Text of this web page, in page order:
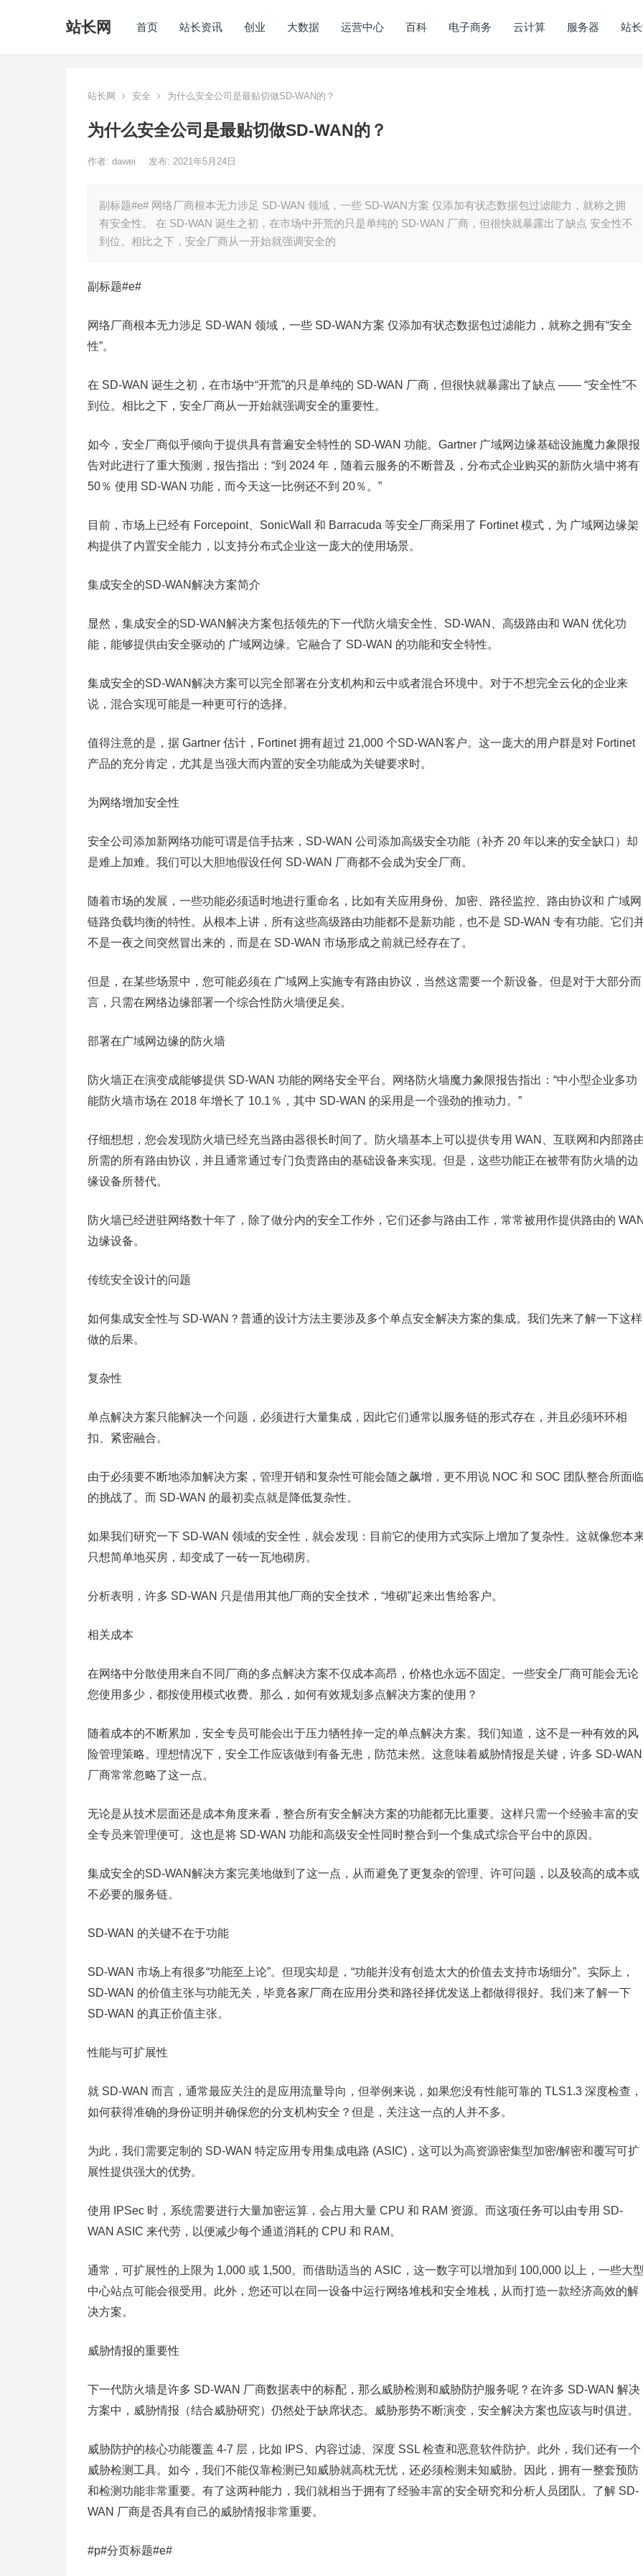
站长网 首页 站长资讯 创业 大数据 运营中心 百科 电子商务 云计算 服务器 站
站长网 安全 为什么安全公司是最贴切做SD-WAN的？
为什么安全公司是最贴切做SD-WAN的？
作者: dawei 发布: 2021年5月24日
副标题#e# 网络厂商根本无力涉足 SD-WAN 领域，一些 SD-WAN方案 仅添加有状态数据包过滤能力，就称之拥
有安全性。 在 SD-WAN 诞生之初，在市场中开荒的只是单纯的 SD-WAN 厂商，但很快就暴露出了缺点 安全性不
到位。相比之下，安全厂商从一开始就强调安全的
副标题#e#
网络厂商根本无力涉足 SD-WAN 领域，一些 SD-WAN方案 仅添加有状态数据包过滤能力，就称之拥有“安全
性”。
在 SD-WAN 诞生之初，在市场中“开荒”的只是单纯的 SD-WAN 厂商，但很快就暴露出了缺点 —— “安全性”不
到位。相比之下，安全厂商从一开始就强调安全的重要性。
如今，安全厂商似乎倾向于提供具有普遍安全特性的 SD-WAN 功能。Gartner 广域网边缘基础设施魔力象限报
告对此进行了重大预测，报告指出：“到 2024 年，随着云服务的不断普及，分布式企业购买的新防火墙中将有
50％ 使用 SD-WAN 功能，而今天这一比例还不到 20％。”
目前，市场上已经有 Forcepoint、SonicWall 和 Barracuda 等安全厂商采用了 Fortinet 模式，为 广域网边缘架
构提供了内置安全能力，以支持分布式企业这一庞大的使用场景。
集成安全的SD-WAN解决方案简介
显然，集成安全的SD-WAN解决方案包括领先的下一代防火墙安全性、SD-WAN、高级路由和 WAN 优化功
能，能够提供由安全驱动的 广域网边缘。它融合了 SD-WAN 的功能和安全特性。
集成安全的SD-WAN解决方案可以完全部署在分支机构和云中或者混合环境中。对于不想完全云化的企业来
说，混合实现可能是一种更可行的选择。
值得注意的是，据 Gartner 估计，Fortinet 拥有超过 21,000 个SD-WAN客户。这一庞大的用户群是对 Fortinet
产品的充分肯定，尤其是当强大而内置的安全功能成为关键要求时。
为网络增加安全性
安全公司添加新网络功能可谓是信手拈来，SD-WAN 公司添加高级安全功能（补齐 20 年以来的安全缺口）却
是难上加难。我们可以大胆地假设任何 SD-WAN 厂商都不会成为安全厂商。
随着市场的发展，一些功能必须适时地进行重命名，比如有关应用身份、加密、路径监控、路由协议和 广域网
链路负载均衡的特性。从根本上讲，所有这些高级路由功能都不是新功能，也不是 SD-WAN 专有功能。它们
不是一夜之间突然冒出来的，而是在 SD-WAN 市场形成之前就已经存在了。
但是，在某些场景中，您可能必须在 广域网上实施专有路由协议，当然这需要一个新设备。但是对于大部分而
言，只需在网络边缘部署一个综合性防火墙便足矣。
部署在广域网边缘的防火墙
防火墙正在演变成能够提供 SD-WAN 功能的网络安全平台。网络防火墙魔力象限报告指出：“中小型企业多功
能防火墙市场在 2018 年增长了 10.1％，其中 SD-WAN 的采用是一个强劲的推动力。”
仔细想想，您会发现防火墙已经充当路由器很长时间了。防火墙基本上可以提供专用 WAN、互联网和内部路
所需的所有路由协议，并且通常通过专门负责路由的基础设备来实现。但是，这些功能正在被带有防火墙的边
缘设备所替代。
防火墙已经进驻网络数十年了，除了做分内的安全工作外，它们还参与路由工作，常常被用作提供路由的
边缘设备。
传统安全设计的问题
如何集成安全性与 SD-WAN？普通的设计方法主要涉及多个单点安全解决方案的集成。我们先来了解一下这样
做的后果。
复杂性
单点解决方案只能解决一个问题，必须进行大量集成，因此它们通常以服务链的形式存在，并且必须环环相
扣、紧密融合。
由于必须要不断地添加解决方案，管理开销和复杂性可能会随之飙增，更不用说 NOC 和 SOC 团队整合所面临
的挑战了。而 SD-WAN 的最初卖点就是降低复杂性。
如果我们研究一下 SD-WAN 领域的安全性，就会发现：目前它的使用方式实际上增加了复杂性。这就像您本
只想简单地买房，却变成了一砖一瓦地砌房。
分析表明，许多 SD-WAN 只是借用其他厂商的安全技术，“堆砌”起来出售给客户。
相关成本
在网络中分散使用来自不同厂商的多点解决方案不仅成本高昂，价格也永远不固定。一些安全厂商可能会无论
您使用多少，都按使用模式收费。那么，如何有效规划多点解决方案的使用？
随着成本的不断累加，安全专员可能会出于压力牺牲掉一定的单点解决方案。我们知道，这不是一种有效的风
险管理策略。理想情况下，安全工作应该做到有备无患，防范未然。这意味着威胁情报是关键，许多 SD-WAN
厂商常常忽略了这一点。
无论是从技术层面还是成本角度来看，整合所有安全解决方案的功能都无比重要。这样只需一个经验丰富的安
全专员来管理便可。这也是将 SD-WAN 功能和高级安全性同时整合到一个集成式综合平台中的原因。
集成安全的SD-WAN解决方案完美地做到了这一点，从而避免了更复杂的管理、许可问题，以及较高的成本或
不必要的服务链。
SD-WAN 的关键不在于功能
SD-WAN 市场上有很多“功能至上论”。但现实却是，“功能并没有创造太大的价值去支持市场细分”。实际上，
SD-WAN 的价值主张与功能无关，毕竟各家厂商在应用分类和路径择优发送上都做得很好。我们来了解一下
SD-WAN 的真正价值主张。
性能与可扩展性
就 SD-WAN 而言，通常最应关注的是应用流量导向，但举例来说，如果您没有性能可靠的 TLS1.3 深度检查，
如何获得准确的身份证明并确保您的分支机构安全？但是，关注这一点的人并不多。
为此，我们需要定制的 SD-WAN 特定应用专用集成电路 (ASIC)，这可以为高资源密集型加密/解密和覆写可扩
展性提供强大的优势。
使用 IPSec 时，系统需要进行大量加密运算，会占用大量 CPU 和 RAM 资源。而这项任务可以由专用 SD-
WAN ASIC 来代劳，以便减少每个通道消耗的 CPU 和 RAM。
通常，可扩展性的上限为 1,000 或 1,500。而借助适当的 ASIC，这一数字可以增加到 100,000 以上，一些大
中心站点可能会很受用。此外，您还可以在同一设备中运行网络堆栈和安全堆栈，从而打造一款经济高效的解
决方案。
威胁情报的重要性
下一代防火墙是许多 SD-WAN 厂商数据表中的标配，那么威胁检测和威胁防护服务呢？在许多 SD-WAN 解决
方案中，威胁情报（结合威胁研究）仍然处于缺席状态。威胁形势不断演变，安全解决方案也应该与时俱进。
威胁防护的核心功能覆盖 4-7 层，比如 IPS、内容过滤、深度 SSL 检查和恶意软件防护。此外，我们还有一个
威胁检测工具。如今，我们不能仅靠检测已知威胁就高枕无忧，还必须检测未知威胁。因此，拥有一整套预防
和检测功能非常重要。有了这两种能力，我们就相当于拥有了经验丰富的安全研究和分析人员团队。了解 SD-
WAN 厂商是否具有自己的威胁情报非常重要。
#p#分页标题#e#